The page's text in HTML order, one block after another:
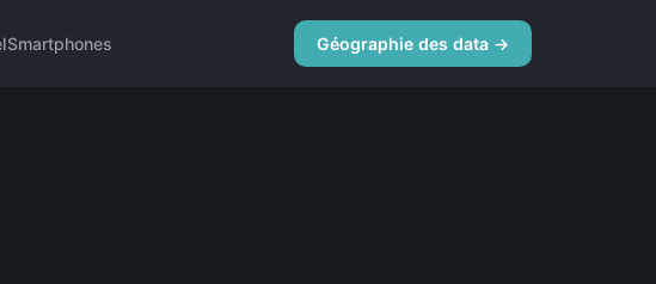
Smartphones Géographie des data →